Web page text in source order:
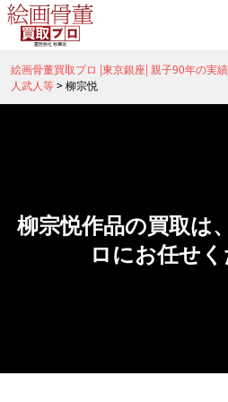
絵画骨董買取プロ |東京銀座| 親子90年の実
人武人等>柳宗悦
柳宗悦作品の買取は
ロにお任せく